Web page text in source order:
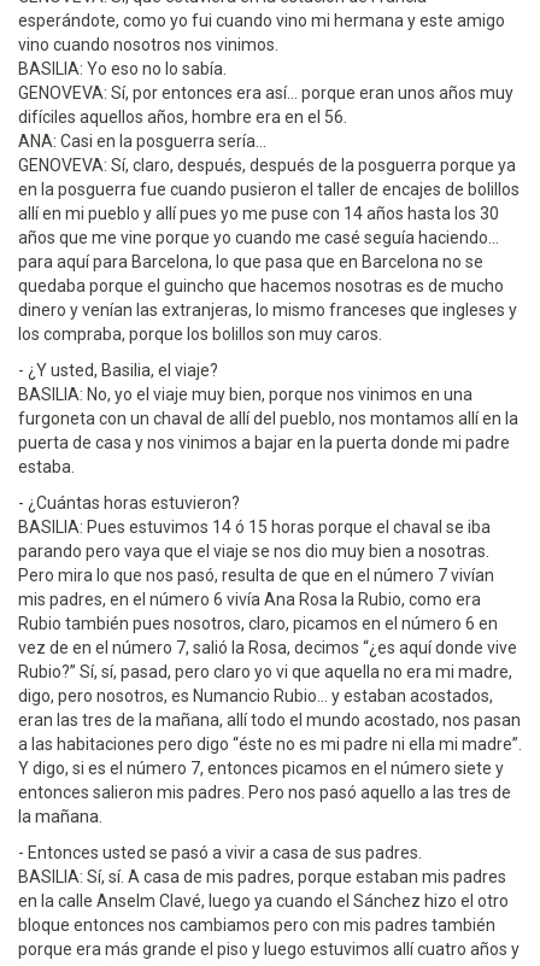
esperándote, como yo fui cuando vino mi hermana y este amigo
vino cuando nosotros nos vinimos.
BASILIA: Yo eso no lo sabía.
GENOVEVA: Sí, por entonces era así... porque eran unos años muy
difíciles aquellos años, hombre era en el 56.
ANA: Casi en la posguerra sería...
GENOVEVA: Sí, claro, después, después de la posguerra porque ya
en la posguerra fue cuando pusieron el taller de encajes de bolillos
allí en mi pueblo y allí pues yo me puse con 14 años hasta los 30
años que me vine porque yo cuando me casé seguía haciendo...
para aquí para Barcelona, lo que pasa que en Barcelona no se
quedaba porque el guincho que hacemos nosotras es de mucho
dinero y venían las extranjeras, lo mismo franceses que ingleses y
los compraba, porque los bolillos son muy caros.
- ¿Y usted, Basilia, el viaje?
BASILIA: No, yo el viaje muy bien, porque nos vinimos en una
furgoneta con un chaval de allí del pueblo, nos montamos allí en la
puerta de casa y nos vinimos a bajar en la puerta donde mi padre
estaba.
- ¿Cuántas horas estuvieron?
BASILIA: Pues estuvimos 14 ó 15 horas porque el chaval se iba
parando pero vaya que el viaje se nos dio muy bien a nosotras.
Pero mira lo que nos pasó, resulta de que en el número 7 vivían
mis padres, en el número 6 vivía Ana Rosa la Rubio, como era
Rubio también pues nosotros, claro, picamos en el número 6 en
vez de en el número 7, salió la Rosa, decimos “¿es aquí donde vive
Rubio?” Sí, sí, pasad, pero claro yo vi que aquella no era mi madre,
digo, pero nosotros, es Numancio Rubio... y estaban acostados,
eran las tres de la mañana, allí todo el mundo acostado, nos pasan
a las habitaciones pero digo “éste no es mi padre ni ella mi madre”.
Y digo, si es el número 7, entonces picamos en el número siete y
entonces salieron mis padres. Pero nos pasó aquello a las tres de
la mañana.
- Entonces usted se pasó a vivir a casa de sus padres.
BASILIA: Sí, sí. A casa de mis padres, porque estaban mis padres
en la calle Anselm Clavé, luego ya cuando el Sánchez hizo el otro
bloque entonces nos cambiamos pero con mis padres también
porque era más grande el piso y luego estuvimos allí cuatro años y